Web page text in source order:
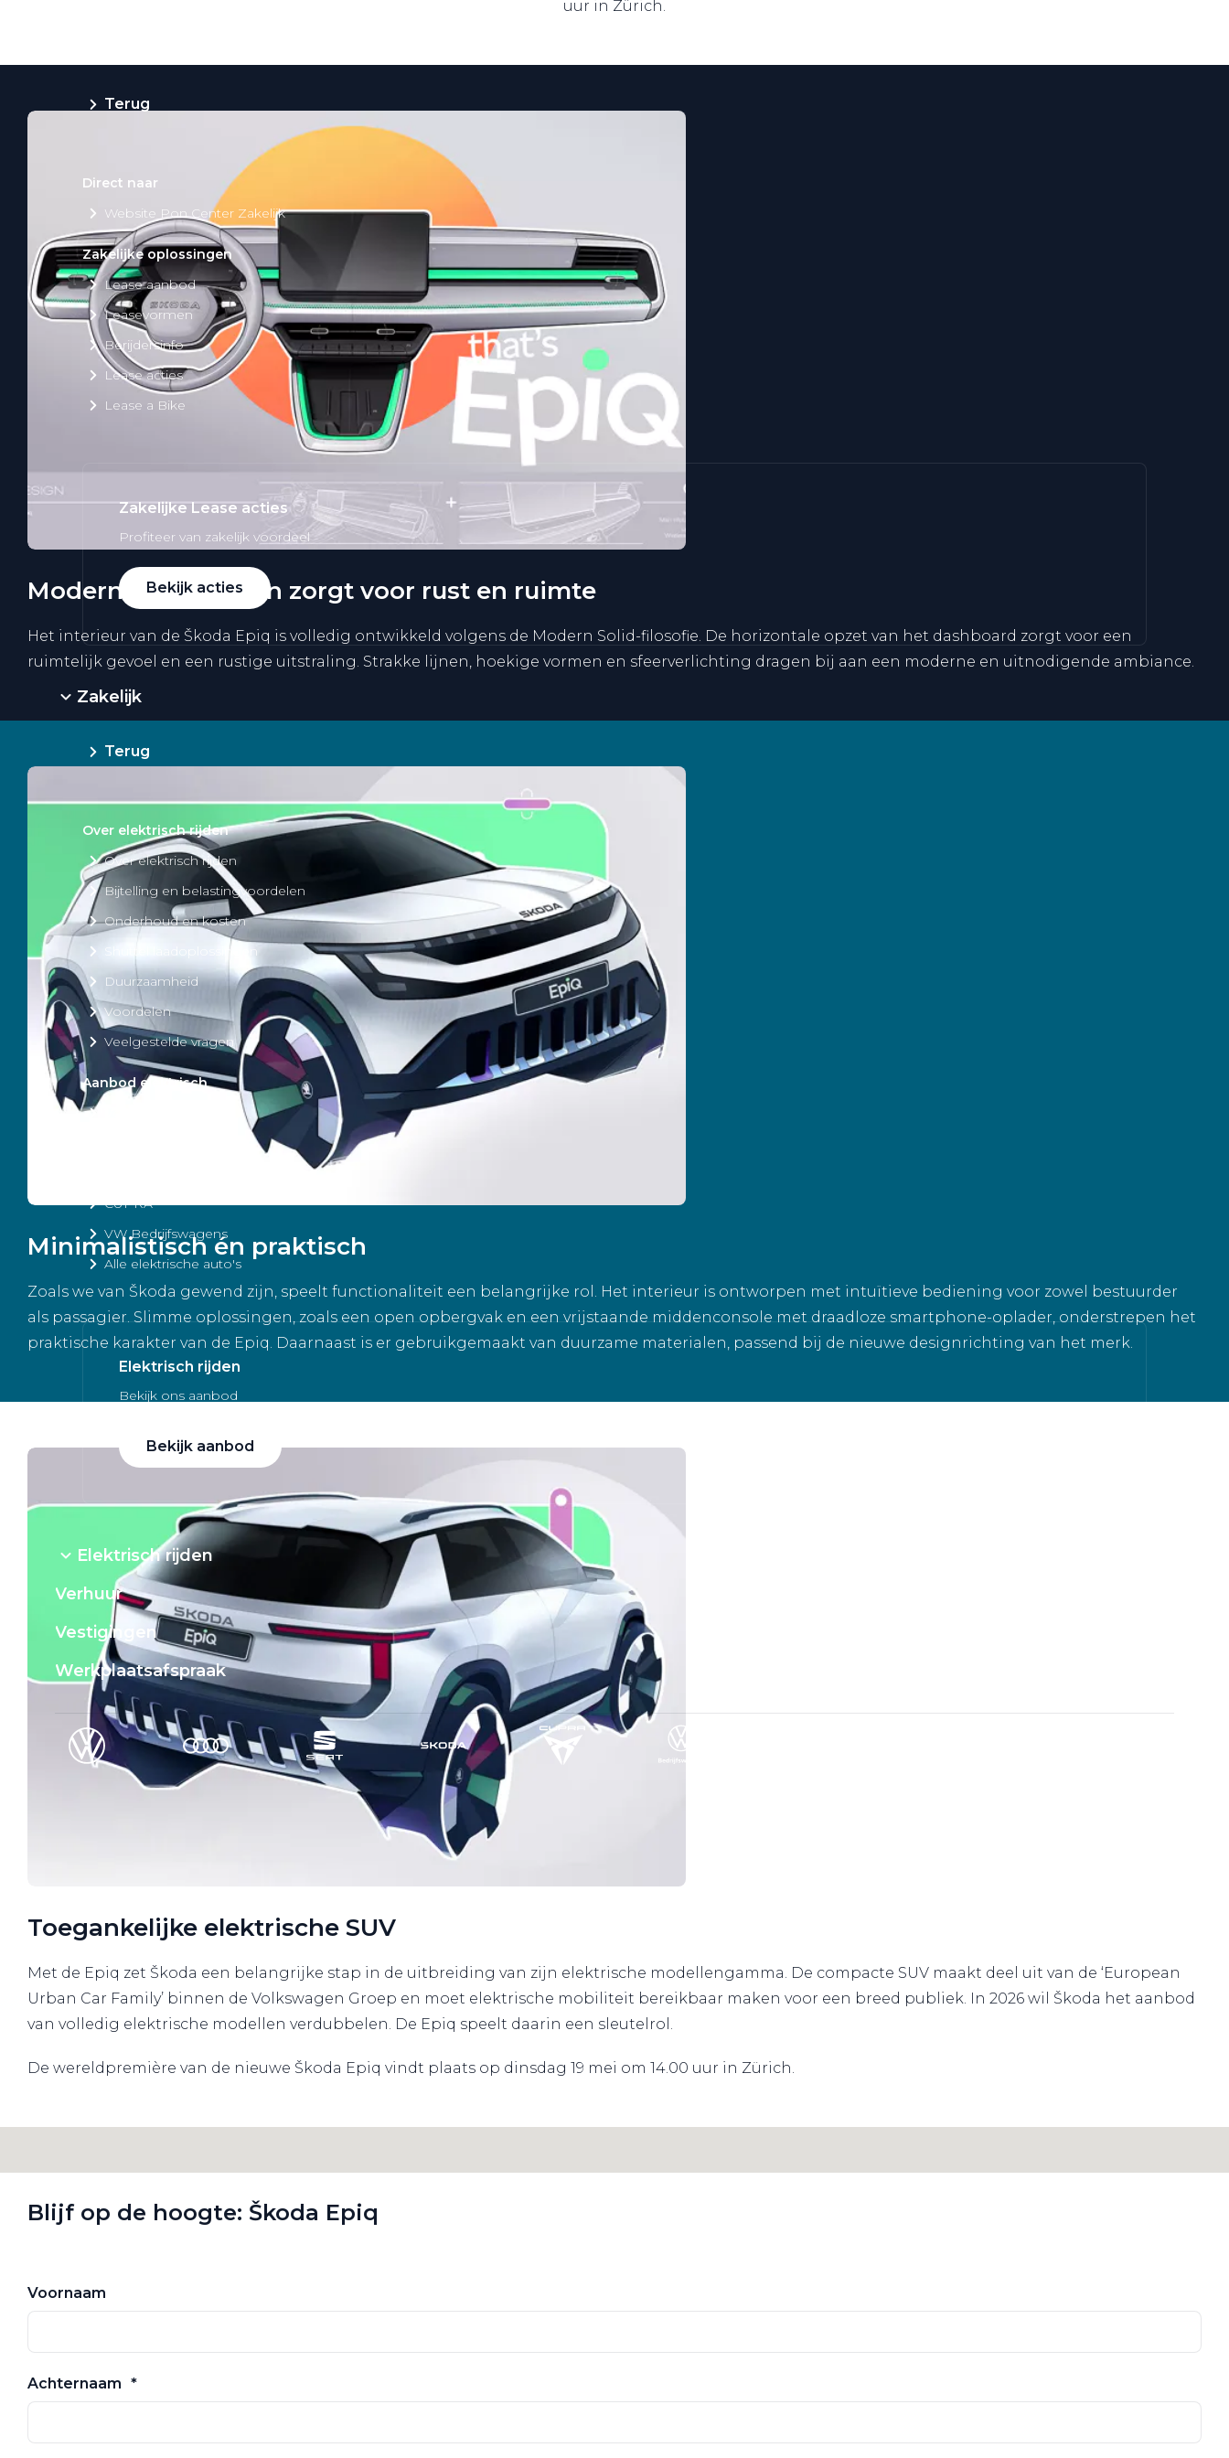
Terug
Direct naar
Website Pon Center Zakelijk
Zakelijke oplossingen
Lease aanbod
Leasevormen
Berijdersinfo
Lease acties
Lease a Bike
Zakelijke Lease acties
Profiteer van zakelijk voordeel
Bekijk acties
Zakelijk
Terug
Over elektrisch rijden
Over elektrisch rijden
Bijtelling en belastingvoordelen
Onderhoud en kosten
Shuttel laadoplossingen
Duurzaamheid
Voordelen
Veelgestelde vragen
Aanbod elektrisch
CUPRA
VW Bedrijfswagens
Alle elektrische auto's
Elektrisch rijden
Bekijk ons aanbod
Bekijk aanbod
Elektrisch rijden
Verhuur
Vestigingen
Werkplaatsafspraak
uur in Zürich.
Modern Solid-design zorgt voor rust en ruimte
Het interieur van de Škoda Epiq is volledig ontwikkeld volgens de Modern Solid-filosofie. De horizontale opzet van het dashboard zorgt voor een
ruimtelijk gevoel en een rustige uitstraling. Strakke lijnen, hoekige vormen en sfeerverlichting dragen bij aan een moderne en uitnodigende ambiance.
Minimalistisch én praktisch
Zoals we van Škoda gewend zijn, speelt functionaliteit een belangrijke rol. Het interieur is ontworpen met intuïtieve bediening voor zowel bestuurder
als passagier. Slimme oplossingen, zoals een open opbergvak en een vrijstaande middenconsole met draadloze smartphone-oplader, onderstrepen het
praktische karakter van de Epiq. Daarnaast is er gebruikgemaakt van duurzame materialen, passend bij de nieuwe designrichting van het merk.
Toegankelijke elektrische SUV
Met de Epiq zet Škoda een belangrijke stap in de uitbreiding van zijn elektrische modellengamma. De compacte SUV maakt deel uit van de ‘European
Urban Car Family’ binnen de Volkswagen Groep en moet elektrische mobiliteit bereikbaar maken voor een breed publiek. In 2026 wil Škoda het aanbod
van volledig elektrische modellen verdubbelen. De Epiq speelt daarin een sleutelrol.
De wereldpremière van de nieuwe Škoda Epiq vindt plaats op dinsdag 19 mei om 14.00 uur in Zürich.
Blijf op de hoogte: Škoda Epiq
Voornaam
Achternaam